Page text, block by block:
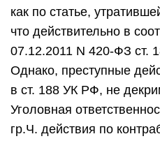
как по статье,
что действительно в
07.12.2011 N 420-ФЗ ст.
Однако, преступные
в ст. 188 УК РФ, не
Уголовная
гр.Ч. действия по